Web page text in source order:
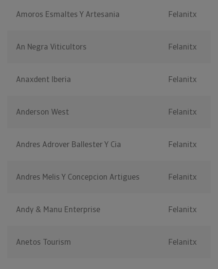
Amoros Esmaltes Y Artesania Felanitx
An Negra Viticultors Felanitx
Anaxdent Iberia Felanitx
Anderson West Felanitx
Andres Adrover Ballester Y Cia Felanitx
Andres Melis Y Concepcion Artigues Felanitx
Andy & Manu Enterprise Felanitx
Anetos Tourism Felanitx